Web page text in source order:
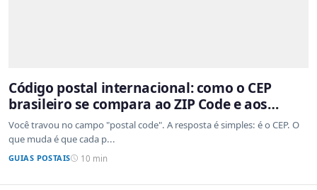
Código postal internacional: como o CEP
brasileiro se compara ao ZIP Code e aos
sistemas de outros países
Você travou no campo "postal code". A resposta é simples: é o CEP. O
que muda é que cada p...
GUIAS POSTAIS 10 min